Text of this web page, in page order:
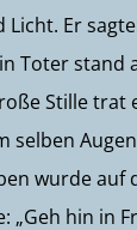
Er
Toter stand
Stille trat
selben
wurde auf
„Geh hin in